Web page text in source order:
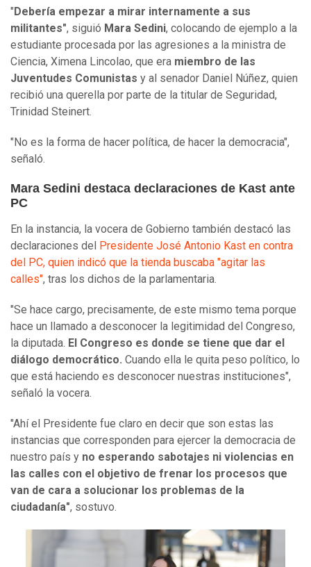
"Debería empezar a mirar internamente a sus
militantes", siguió Mara Sedini, colocando de ejemplo a la
estudiante procesada por las agresiones a la ministra de
Ciencia, Ximena Lincolao, que era miembro de las
Juventudes Comunistas y al senador Daniel Núñez, quien
recibió una querella por parte de la titular de Seguridad,
Trinidad Steinert.
"No es la forma de hacer política, de hacer la democracia",
señaló.
Mara Sedini destaca declaraciones de Kast ante
PC
En la instancia, la vocera de Gobierno también destacó las
declaraciones del Presidente José Antonio Kast en contra
del PC, quien indicó que la tienda buscaba "agitar las
calles", tras los dichos de la parlamentaria.
"Se hace cargo, precisamente, de este mismo tema porque
hace un llamado a desconocer la legitimidad del Congreso,
la diputada. El Congreso es donde se tiene que dar el
diálogo democrático. Cuando ella le quita peso político, lo
que está haciendo es desconocer nuestras instituciones",
señaló la vocera.
"Ahí el Presidente fue claro en decir que son estas las
instancias que corresponden para ejercer la democracia de
nuestro país y no esperando sabotajes ni violencias en
las calles con el objetivo de frenar los procesos que
van de cara a solucionar los problemas de la
ciudadanía", sostuvo.